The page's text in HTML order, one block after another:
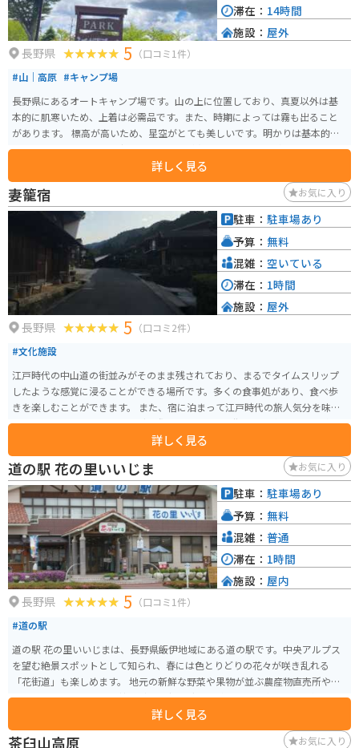
長野県 5 （口コミ1件）
#山｜高原 #キャンプ場
長野県にあるオートキャンプ場です。山の上に位置しており、真夏以外は基
本的に肌寒いため、上着は必需品です。また、時期によっては霧も出ること
があります。 標高が高いため、星空がとても美しいです。明かりは基本的に
トイレにしかないため、夜になると周辺が真っ暗になりますが、そのためよ
り星が明るく、たくさん見ることができる場所でもあります。 バイクでキャ
ンプ旅行を計画する際には、寒さに備えて上着を持参することをおすすめし
ます。
詳しく見る
滞在： 14時間
施設： 屋外
妻籠宿 お気に入り
長野県 5 （口コミ2件）
#文化施設
江戸時代の中山道の街並みがそのまま残されており、まるでタイムスリップ
したような感覚に浸ることができる場所です。多くの食事処があり、食べ歩
きを楽しむことができます。 また、宿に泊まって江戸時代の旅人気分を味わ
うこともできます。ツーリングの際にも、趣のある街並みを楽しむことがで
きるでしょう。観光客にも人気があり、多くの方々が訪れています。
詳しく見る
駐車： 駐車場あり
予算： 無料
混雑： 空いている
滞在： 1時間
施設： 屋外
道の駅 花の里いいじま お気に入り
長野県 5 （口コミ1件）
#道の駅
道の駅 花の里いいじまは、長野県飯伊地域にある道の駅です。中央アルプス
を望む絶景スポットとして知られ、春には色とりどりの花々が咲き乱れる
「花街道」も楽しめます。 地元の新鮮な野菜や果物が並ぶ農産物直売所や、
手打ちそばやソースカツ丼などのご当地グルメが味わえる飲食店も人気で
す。特におすすめは、地元産のそば粉を使った「天龍そば」です。 バイクで
訪れる場合、道の駅には広い駐車場が完備されているので安心です。周辺に
詳しく見る
駐車： 駐車場あり
予算： 無料
混雑： 普通
滞在： 1時間
施設： 屋内
茶臼山高原 お気に入り